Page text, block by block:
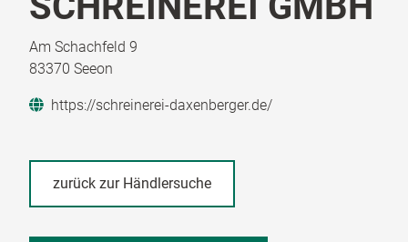
Am Schachfeld 9
83370 Seeon
https://schreinerei-daxenberger.de/
zurück zur Händlersuche